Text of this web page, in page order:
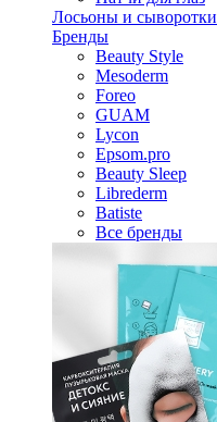
Лосьоны и сыворотки
Бренды
Beauty Style
Mesoderm
Foreo
GUAM
Lycon
Epsom.pro
Beauty Sleep
Librederm
Batiste
Все бренды